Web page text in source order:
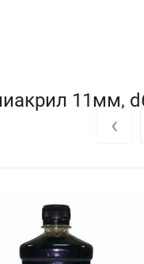
11мм,
‹